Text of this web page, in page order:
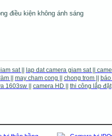
điều kiện không ánh sáng
sat lap dat camera giam sat
may cham cong chong trom
báo
1603sw camera HD
thi công lắp đặt